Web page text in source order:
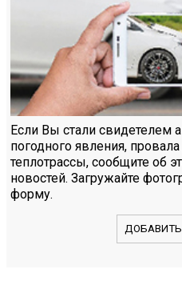
Если Вы стали свидетелем
погодного явления,
теплотрассы, сообщите об
новостей. Загружайте
форму.